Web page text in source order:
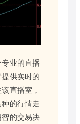
业的直播
供实时的
直播室，
的行情走
的交易决